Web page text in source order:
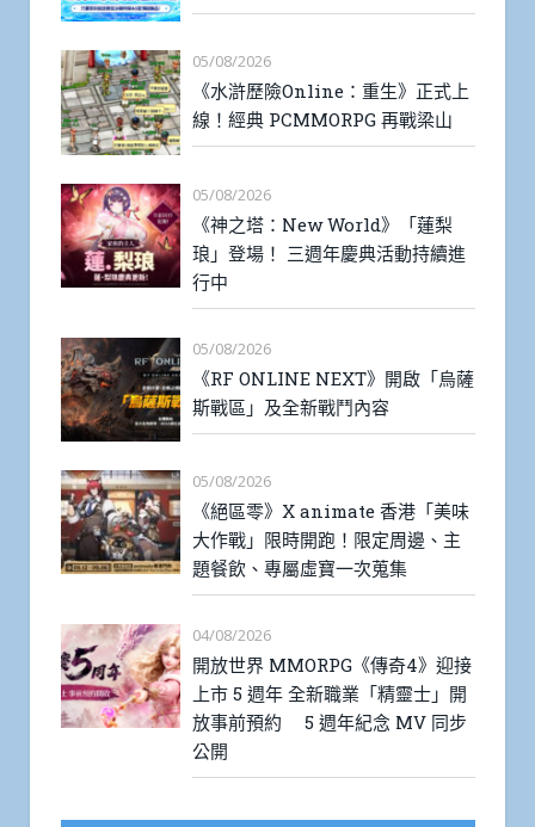
05/08/2026
《水滸歷險Online：重生》正式上
線！經典 PCMMORPG 再戰梁山
05/08/2026
《神之塔：New World》「蓮梨
琅」登場！ 三週年慶典活動持續進
行中
05/08/2026
《RF ONLINE NEXT》開啟「烏薩
斯戰區」及全新戰鬥內容
05/08/2026
《絕區零》X animate 香港「美味
大作戰」限時開跑！限定周邊、主
題餐飲、專屬虛寶一次蒐集
04/08/2026
開放世界 MMORPG《傳奇4》迎接
上市 5 週年 全新職業「精靈士」開
放事前預約 5 週年紀念 MV 同步
公開